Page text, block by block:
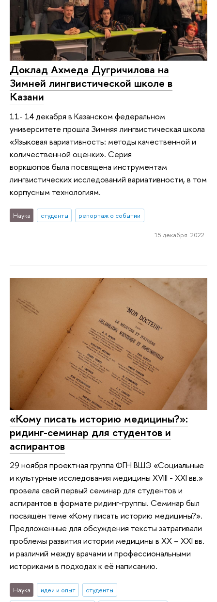
Доклад Ахмеда Дугричилова на
Зимней лингвистической школе в
Казани
11- 14 декабря в Казанском федеральном
университете прошла Зимняя лингвистическая школа
«Языковая вариативность: методы качественной и
количественной оценки». Серия
воркшопов была посвящена инструментам
лингвистических исследований вариативности, в том
корпусным технологиям.
Наука студенты репортаж о событии
15 декабря 2022
«Кому писать историю медицины?»:
ридинг-семинар для студентов и
аспирантов
29 ноября проектная группа ФГН ВШЭ «Социальные
и культурные исследования медицины XVIII - XXI вв.»
провела свой первый семинар для студентов и
аспирантов в формате ридинг-группы. Семинар был
посвящён теме «Кому писать историю медицины?».
Предложенные для обсуждения тексты затрагивали
проблемы развития истории медицины в XX – XXI вв.
и различий между врачами и профессиональными
историками в подходах к её написанию.
Наука идеи и опыт
студенты